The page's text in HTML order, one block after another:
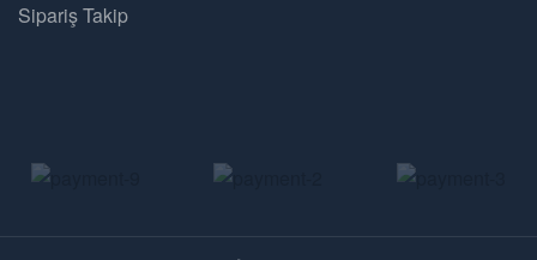
Sipariş Takip